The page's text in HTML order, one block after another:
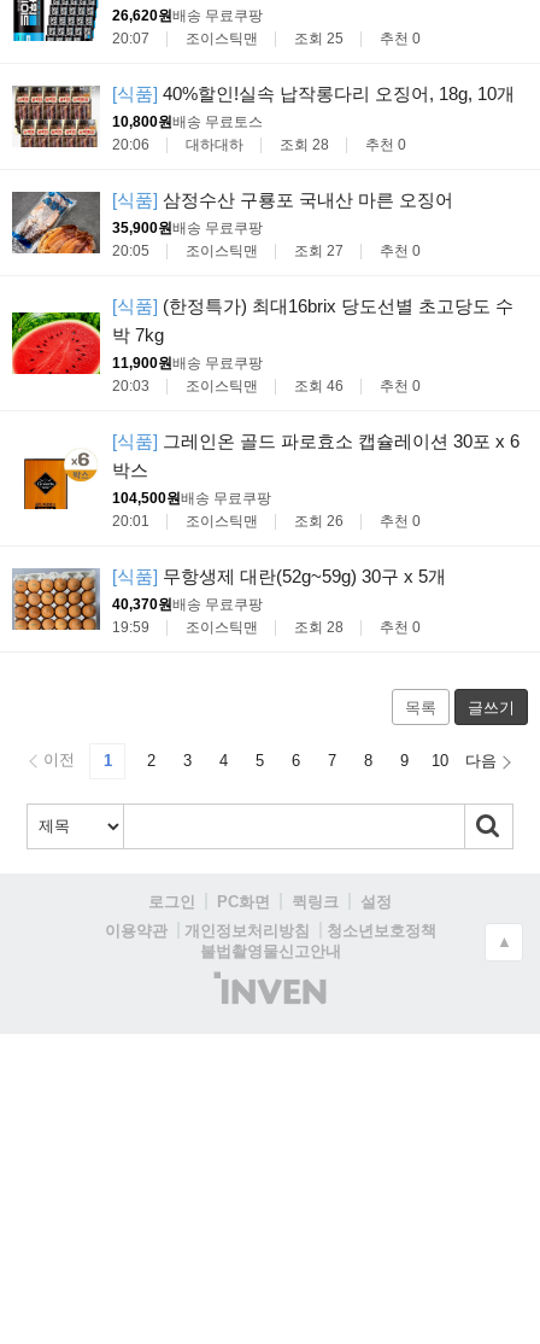
26,620원배송 무료쿠팡
20:07
조이스틱맨 조회 25 추천 0
[식품] 40%할인!실속 납작롱다리 오징어, 18g, 10개
10,800원배송 무료토스
20:06
대하대하 조회 28 추천 0
[식품] 삼정수산 구룡포 국내산 마른 오징어
35,900원배송 무료쿠팡
20:05
조이스틱맨 조회 27 추천 0
[식품] (한정특가) 최대16brix 당도선별 초고당도 수
박 7kg
11,900원배송 무료쿠팡
20:03
조이스틱맨 조회 46 추천 0
[식품] 그레인온 골드 파로효소 캡슐레이션 30포 x 6
박스
104,500원배송 무료쿠팡
20:01
조이스틱맨 조회 26 추천 0
[식품] 무항생제 대란(52g~59g) 30구 x 5개
40,370원배송 무료쿠팡
19:59
조이스틱맨 조회 28 추천 0
목록 글쓰기
이전 1 2 3 4 5 6 7 8 9 10 다음
로그인 PC화면 퀵링크
설정
이용약관
개인정보처리방침
청소년보호정책
불법촬영물신고안내
(주)
인
▲